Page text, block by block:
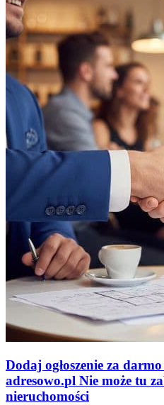
Dodaj ogłoszenie za darmo
adresowo.pl Nie może tu
nieruchomości